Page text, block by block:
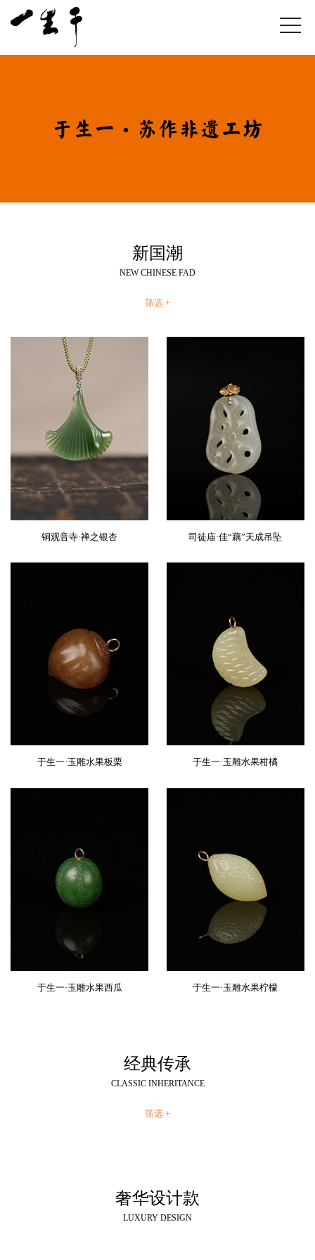
于生一·苏作非遗工坊
新国潮
NEW CHINESE FAD
筛选 +
铜观音寺·禅之银杏 司徒庙·佳“藕”天成吊坠
于生一·玉雕水果板栗 于生一·玉雕水果柑橘
于生一·玉雕水果西瓜 于生一·玉雕水果柠檬
经典传承
CLASSIC INHERITANCE
筛选 +
奢华设计款
LUXURY DESIGN